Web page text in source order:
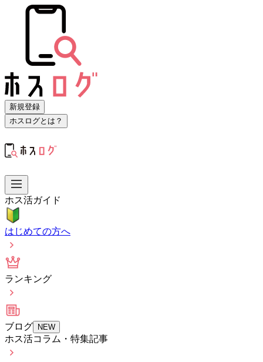
新規登録
ホスログとは？
ホス活ガイド
はじめての方へ
ランキング
ブログ NEW
ホス活コラム・特集記事